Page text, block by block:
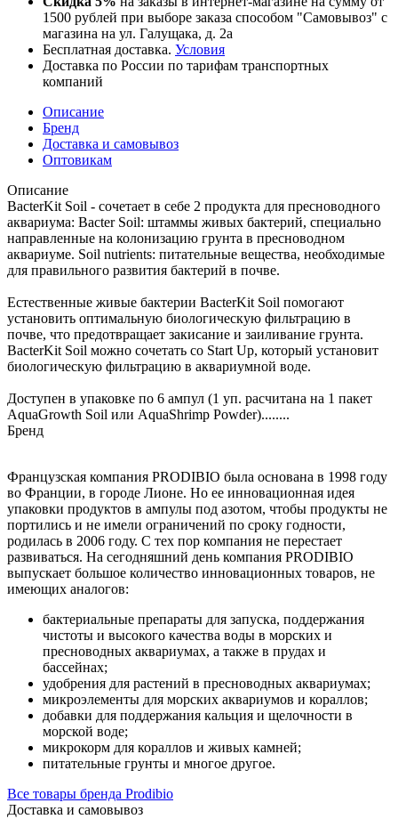
1500 рублей при выборе заказа способом "Самовывоз" с
магазина на ул. Галущака, д. 2а
Бесплатная доставка. Условия
Доставка по России по тарифам транспортных
компаний
Описание
Бренд
Доставка и самовывоз
Оптовикам
Описание
BacterKit Soil - сочетает в себе 2 продукта для пресноводного
аквариума: Bacter Soil: штаммы живых бактерий, специально
направленные на колонизацию грунта в пресноводном
аквариуме. Soil nutrients: питательные вещества, необходимые
для правильного развития бактерий в почве.
Естественные живые бактерии BacterKit Soil помогают
установить оптимальную биологическую фильтрацию в
почве, что предотвращает закисание и заиливание грунта.
BacterKit Soil можно сочетать со Start Up, который установит
биологическую фильтрацию в аквариумной воде.
Доступен в упаковке по 6 ампул (1 уп. расчитана на 1 пакет
AquaGrowth Soil или AquaShrimp Powder)........
Бренд
Французская компания PRODIBIO была основана в 1998 году
во Франции, в городе Лионе. Но ее инновационная идея
упаковки продуктов в ампулы под азотом, чтобы продукты не
портились и не имели ограничений по сроку годности,
родилась в 2006 году. С тех пор компания не перестает
развиваться. На сегодняшний день компания PRODIBIO
выпускает большое количество инновационных товаров, не
имеющих аналогов:
бактериальные препараты для запуска, поддержания
чистоты и высокого качества воды в морских и
пресноводных аквариумах, а также в прудах и
бассейнах;
удобрения для растений в пресноводных аквариумах;
микроэлементы для морских аквариумов и кораллов;
добавки для поддержания кальция и щелочности в
морской воде;
микрокорм для кораллов и живых камней;
питательные грунты и многое другое.
Все товары бренда Prodibio
Доставка и самовывоз